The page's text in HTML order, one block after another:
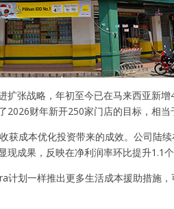
扩张战略，年初至今已在马来西亚新
2026财年新开250家门店的目标，相当
获成本优化投资带来的成效。公司陆
成果，反映在净利润率环比提升1.1
计划一样推出更多生活成本援助措施